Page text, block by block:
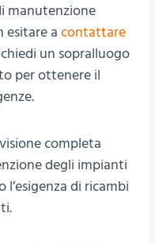
manutenzione
esitare acontattare
un sopralluogo
per ottenere il
completa
degli impianti
di ricambi